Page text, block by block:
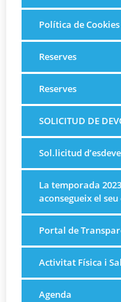
Política de Cookies
Reserves
Reserves
SOLICITUD DE
Sol.licitud
La temporada
aconsegueix el
Portal de
Activitat Física i
Agenda